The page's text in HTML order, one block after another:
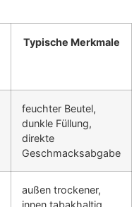
Typische Merkmale
feuchter Beutel,
dunkle Füllung,
direkte
Geschmacksabgabe
außen trockener,
innen tabakhaltig,